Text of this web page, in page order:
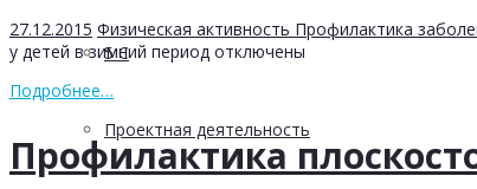
5 С
Проектная деятельность
27.12.2015 Физическая активность Профилактика
у детей в зимний период отключены
Подробнее…
Профилактика